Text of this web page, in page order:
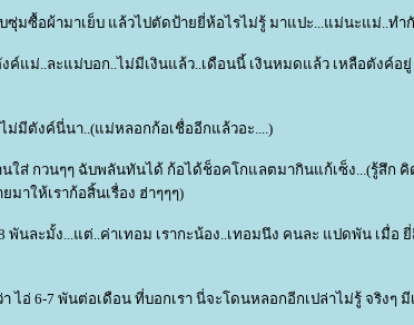
มซื้อผ้ามาเย็บ แล้วไปตัดป้ายยี่ห้อไรไม่รู้ มาแปะ...แม่นะแม่..ท
ม่..ละแม่บอก..ไม่มีเงินแล้ว..เดือนนี้ เงินหมดแล้ว เหลือตังค์อยู่
ม่มีตังค์นี่นา..(แม่หลอกก้อเชื่ออีกแล้วอะ....)
ใส่ กวนๆๆ ฉับพลันทันได้ ก้อได้ช็อคโกแลตมากินแก้เซ็ง...(รู้สึก
าให้เราก้อสิ้นเรื่อง ฮ่าๆๆๆ)
พันละมั้ง...แต่..ค่าเทอม เรากะน้อง..เทอมนึง คนละ แปดพัน เมื่อ
ไอ่ 6-7 พันต่อเดือน ที่บอกเรา นี่จะโดนหลอกอีกเปล่าไม่รู้ จริงๆ มี